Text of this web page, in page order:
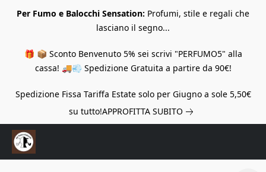
Per Fumo e Balocchi Sensation: Profumi, stile e regali che
lasciano il segno...
🎁 📦 Sconto Benvenuto 5% sei scrivi "PERFUMO5" alla
cassa! 🚚💨 Spedizione Gratuita a partire da 90€!
Spedizione Fissa Tariffa Estate solo per Giugno a sole 5,50€
su tutto!APPROFITTA SUBITO